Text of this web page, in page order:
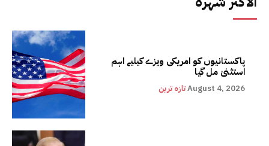
پاکستانیوں کو امریکی ویزے کیلیے اہم
استثنیٰ مل گیا
تازہ ترینAugust 4, 2026